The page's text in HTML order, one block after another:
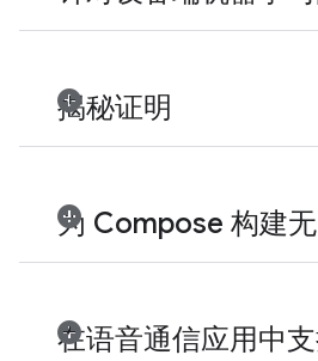
揭秘证明
为 Compose 构建
在语音通信应用中